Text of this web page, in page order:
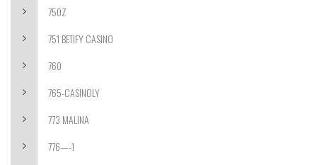
750Z
751 BETIFY CASINO
760
765-CASINOLY
773 MALINA
776—-1